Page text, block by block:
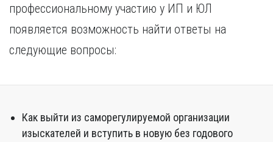
профессиональному участию у ИП и ЮЛ
появляется возможность найти ответы на
следующие вопросы:
Как выйти из саморегулируемой организации
изыскателей и вступить в новую без годового